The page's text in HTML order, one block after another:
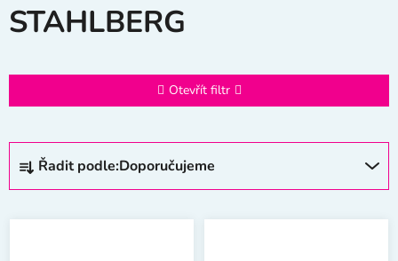
STAHLBERG
Otevřít filtr
Ř
z
e
Řadit podle:Doporučujeme
V